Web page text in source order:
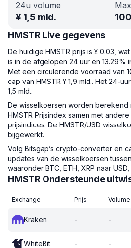
24u volume
¥ 1,5 mld.
HMSTR Live gegevens
De huidige HMSTR prijs is ¥ 0.03,
is in de afgelopen 24 uur en 13.29%
Met een circulerende voorraad van
cap van HMSTR ¥ 1,9 mld.. Het 24-
1,5 mld..
De wisselkoersen worden berekend
HMSTR Prijsindex samen met
prijsindices. De HMSTR/USD
bijgewerkt.
Volg Bitsgap’s crypto-converter en
updates van de wisselkoersen
waaronder BTC, ETH, XRP naar USD,
HMSTR Ondersteunde
Exchange Prijs Volume
Kraken - -
WhiteBit - -